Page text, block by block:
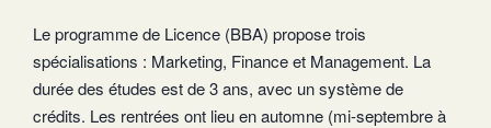
Le programme de Licence (BBA) propose trois
spécialisations : Marketing, Finance et Management. La
durée des études est de 3 ans, avec un système de
crédits. Les rentrées ont lieu en automne (mi-septembre à